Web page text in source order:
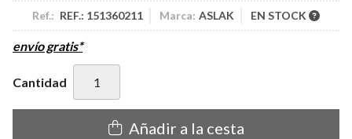
Ref.: REF.: 151360211 Marca: ASLAK EN STOCK
envío gratis*
Cantidad
Añadir a la cesta